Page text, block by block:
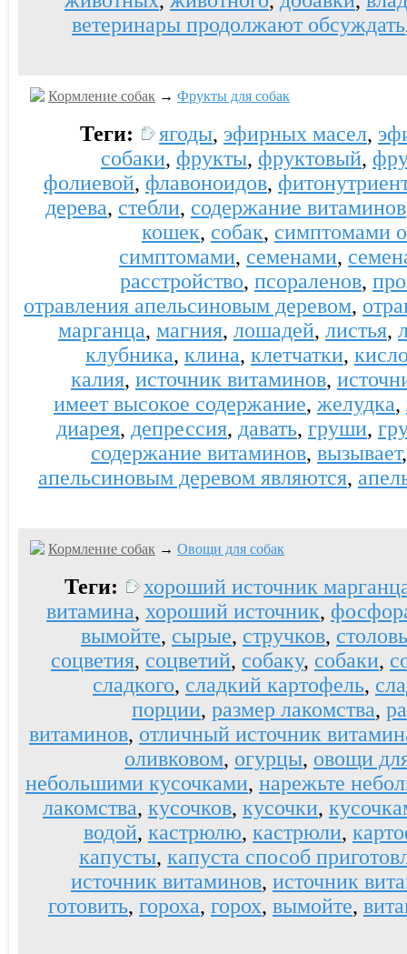
ветеринары продолжают обсуждать
Кормление собак → Фрукты для собак
Теги: ягоды, эфирных масел,
собаки, фрукты, фруктовый,
фолиевой, флавоноидов,
дерева, стебли, содержание витаминов
кошек, собак, симптомами
симптомами, семенами,
расстройство, псораленов,
отравления апельсиновым деревом,
марганца, магния, лошадей, листья,
клубника, клина, клетчатки,
калия, источник витаминов,
имеет высокое содержание, желудка,
диарея, депрессия, давать, груши,
содержание витаминов, вызывает
апельсиновым деревом являются,
Кормление собак → Овощи для собак
Теги:
хороший источник
витамина, хороший источник,
вымойте, сырые, стручков,
соцветия, соцветий, собаку, собаки,
сладкого, сладкий картофель,
порции, размер лакомства,
витаминов, отличный источник
оливковом, огурцы, овощи
небольшими кусочками, нарежьте
лакомства, кусочков, кусочки,
водой, кастрюлю, кастрюли,
капусты, капуста способ
источник витаминов, источник
готовить, гороха, горох, вымойте,